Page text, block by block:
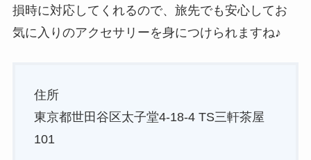
損時に対応してくれるので、旅先でも安心してお
気に入りのアクセサリーを身につけられますね♪
住所
東京都世田谷区太子堂4-18-4 TS三軒茶屋
101